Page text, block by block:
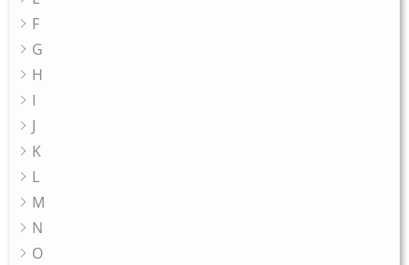
F
G
H
I
J
K
L
M
N
O